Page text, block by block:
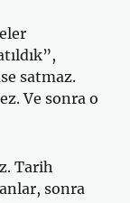
satmaz.
Ve sonra o
Tarih
sonra